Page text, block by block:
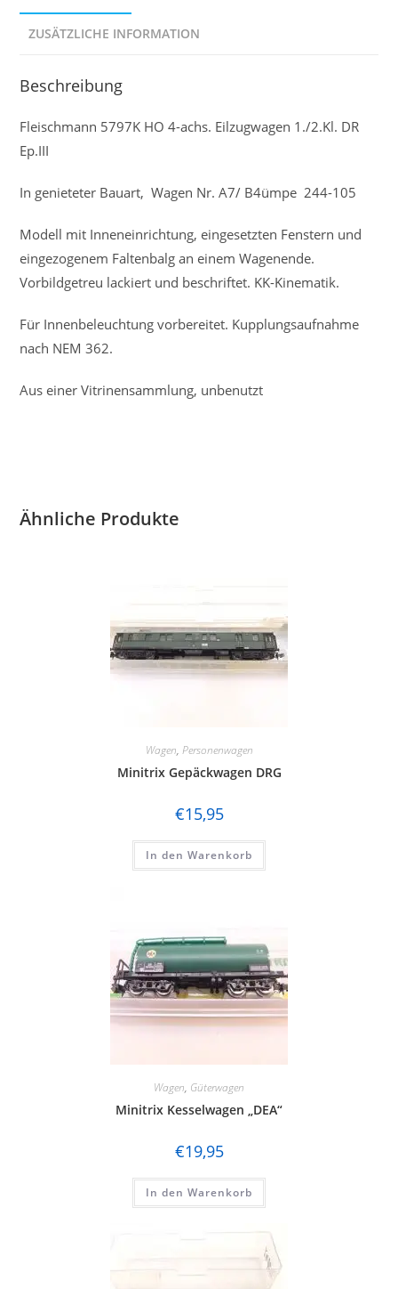
ZUSÄTZLICHE INFORMATION
Beschreibung
Fleischmann 5797K HO 4-achs. Eilzugwagen 1./2.Kl. DR
Ep.III
In genieteter Bauart, Wagen Nr. A7/ B4ümpe 244-105
Modell mit Inneneinrichtung, eingesetzten Fenstern und
eingezogenem Faltenbalg an einem Wagenende.
Vorbildgetreu lackiert und beschriftet. KK-Kinematik.
Für Innenbeleuchtung vorbereitet. Kupplungsaufnahme
nach NEM 362.
Aus einer Vitrinensammlung, unbenutzt
Ähnliche Produkte
Wagen, Personenwagen
Minitrix Gepäckwagen DRG
€15,95
In den Warenkorb
Wagen, Güterwagen
Minitrix Kesselwagen „DEA“
€19,95
In den Warenkorb